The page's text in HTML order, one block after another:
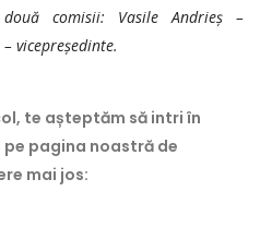
comisii: Vasile Andrieș –
vicepreședinte.
te așteptăm să intri în
pagina noastră de
mai jos: